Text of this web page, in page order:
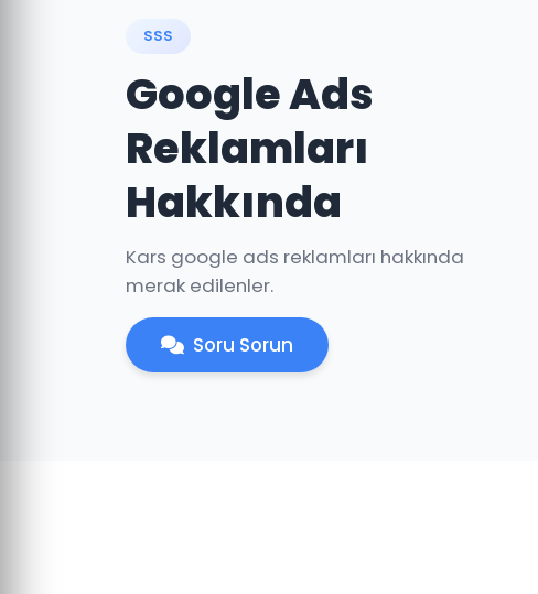
SSS
Google Ads
Reklamları
Hakkında
Kars google ads reklamları hakkında
merak edilenler.
Soru Sorun